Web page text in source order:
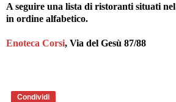
A seguire una lista di ristoranti situati nel
in ordine alfabetico.
Enoteca Corsi, Via del Gesù 87/88
Condividi